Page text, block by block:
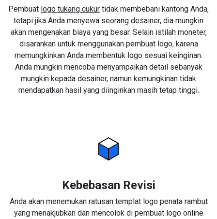
Pembuat logo tukang cukur tidak membebani kantong Anda,
tetapi jika Anda menyewa seorang desainer, dia mungkin
akan mengenakan biaya yang besar. Selain istilah moneter,
disarankan untuk menggunakan pembuat logo, karena
memungkinkan Anda membentuk logo sesuai keinginan.
Anda mungkin mencoba menyampaikan detail sebanyak
mungkin kepada desainer, namun kemungkinan tidak
mendapatkan hasil yang diinginkan masih tetap tinggi.
Kebebasan Revisi
Anda akan menemukan ratusan templat logo penata rambut
yang menakjubkan dan mencolok di pembuat logo online